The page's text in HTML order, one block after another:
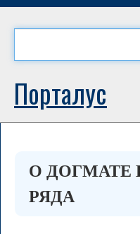
Порталус
О ДОГМАТЕ
РЯДА